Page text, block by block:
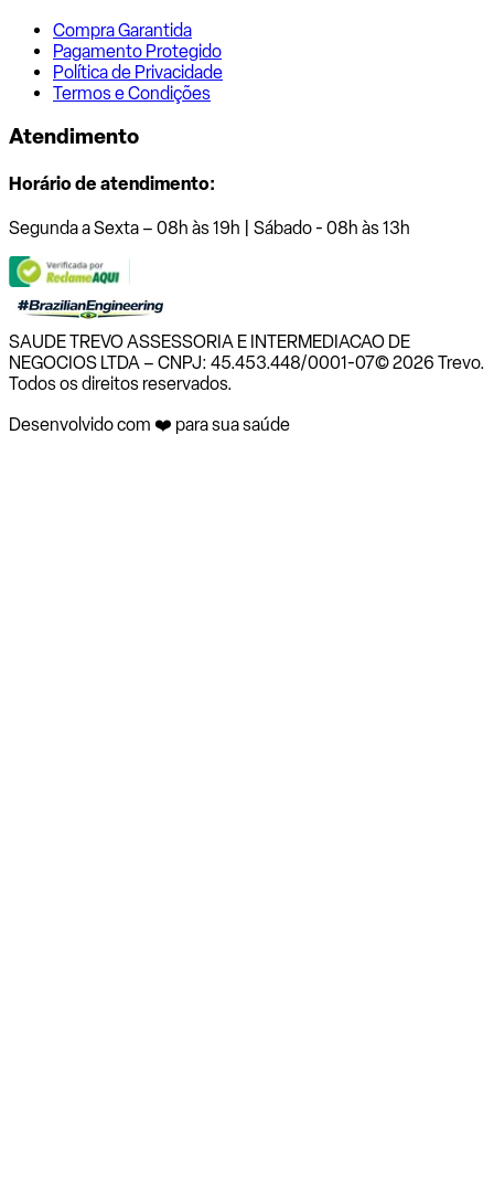
Compra Garantida
Pagamento Protegido
Política de Privacidade
Termos e Condições
Atendimento
Horário de atendimento:
Segunda a Sexta – 08h às 19h | Sábado - 08h às 13h
SAUDE TREVO ASSESSORIA E INTERMEDIACAO DE
NEGOCIOS LTDA – CNPJ: 45.453.448/0001-07© 2026 Trevo.
Todos os direitos reservados.
Desenvolvido com ❤️ para sua saúde